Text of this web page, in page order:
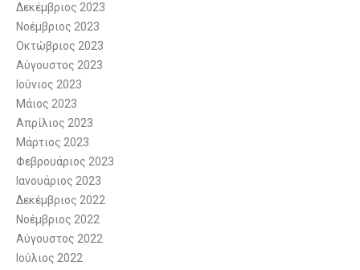
Δεκέμβριος 2023
Νοέμβριος 2023
Οκτώβριος 2023
Αύγουστος 2023
Ιούνιος 2023
Μάιος 2023
Απρίλιος 2023
Μάρτιος 2023
Φεβρουάριος 2023
Ιανουάριος 2023
Δεκέμβριος 2022
Νοέμβριος 2022
Αύγουστος 2022
Ιούλιος 2022